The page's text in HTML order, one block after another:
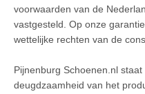
voorwaarden van de
vastgesteld. Op onze
wettelijke rechten van de
Pijnenburg Schoenen.nl
deugdzaamheid van het